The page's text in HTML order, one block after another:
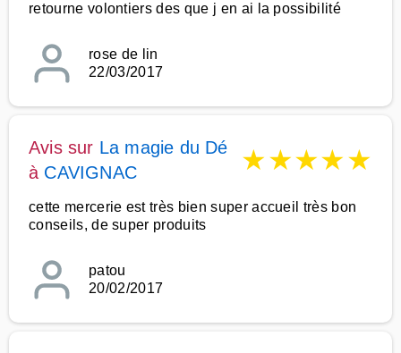
retourne volontiers des que j en ai la possibilité
rose de lin
22/03/2017
Avis sur La magie du Dé
à CAVIGNAC ★★★★★
cette mercerie est très bien super accueil très bon
conseils, de super produits
patou
20/02/2017